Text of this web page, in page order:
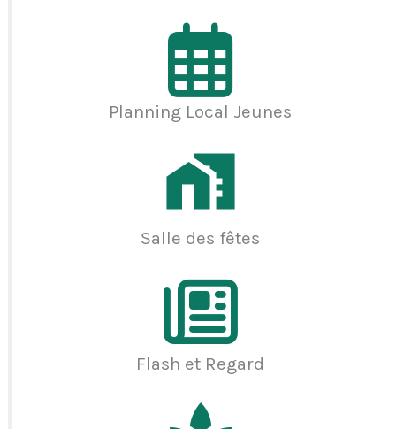
Planning Local Jeunes
Salle des fêtes
Flash et Regard